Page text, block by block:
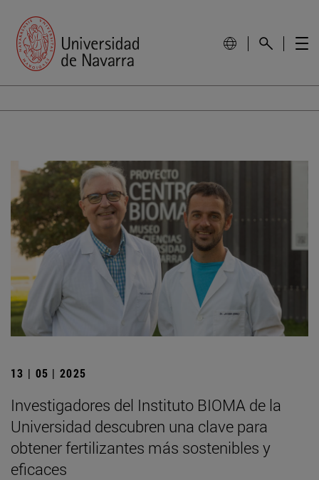
13 | 05 | 2025
Investigadores del Instituto BIOMA de la
Universidad descubren una clave para
obtener fertilizantes más sostenibles y
eficaces